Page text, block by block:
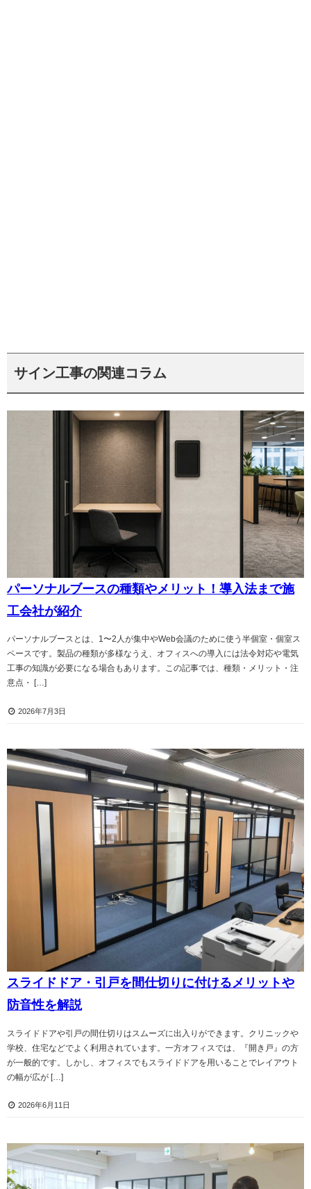
サイン工事の関連コラム
パーソナルブースの種類やメリット！導入法まで施
工会社が紹介
パーソナルブースとは、1〜2人が集中やWeb会議のために使う半個室・個室ス
ペースです。製品の種類が多様なうえ、オフィスへの導入には法令対応や電気
工事の知識が必要になる場合もあります。この記事では、種類・メリット・注
意点・ […]
2026年7月3日
スライドドア・引戸を間仕切りに付けるメリットや
防音性を解説
スライドドアや引戸の間仕切りはスムーズに出入りができます。クリニックや
学校、住宅などでよく利用されています。一方オフィスでは、『開き戸』の方
が一般的です。しかし、オフィスでもスライドドアを用いることでレイアウト
の幅が広が […]
2026年6月11日